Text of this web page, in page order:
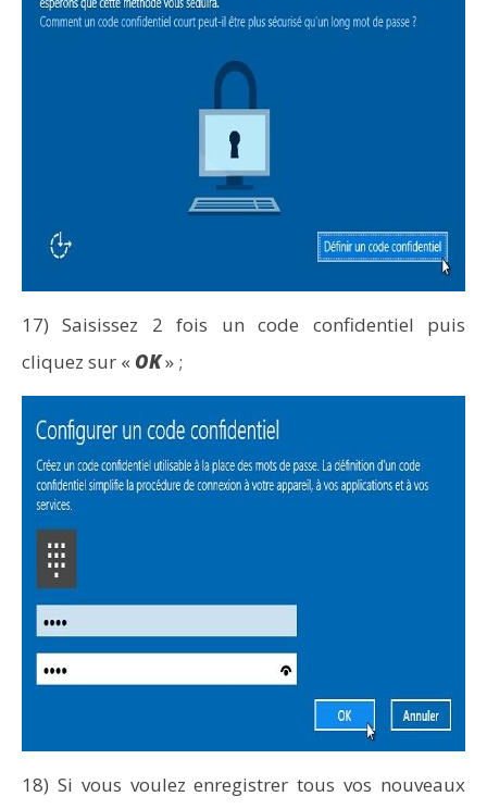
17) Saisissez 2 fois un code confidentiel puis
cliquez sur « OK» ;
18) Si vous voulez enregistrer tous vos nouveaux